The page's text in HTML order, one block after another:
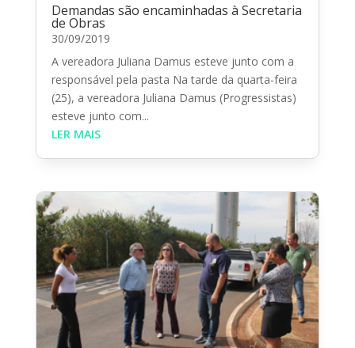
Demandas são encaminhadas à Secretaria
de Obras
30/09/2019
A vereadora Juliana Damus esteve junto com a
responsável pela pasta Na tarde da quarta-feira
(25), a vereadora Juliana Damus (Progressistas)
esteve junto com...
LER MAIS